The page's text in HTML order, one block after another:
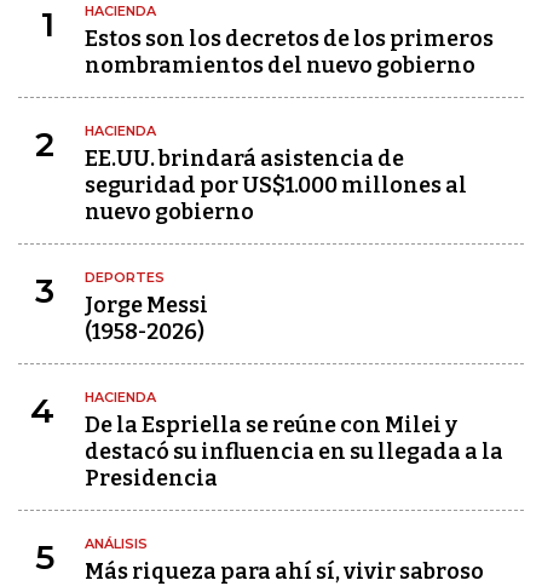
1 HACIENDA
Estos son los decretos de los primeros
nombramientos del nuevo gobierno
2 HACIENDA
EE.UU. brindará asistencia de
seguridad por US$1.000 millones al
nuevo gobierno
3 DEPORTES
Jorge Messi
(1958-2026)
4 HACIENDA
De la Espriella se reúne con Milei y
destacó su influencia en su llegada a la
Presidencia
5 ANÁLISIS
Más riqueza para ahí sí, vivir sabroso